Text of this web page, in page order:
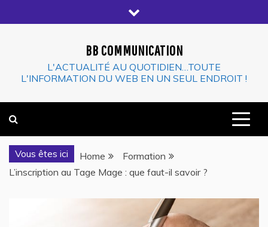
to
BB COMMUNICATION
L'ACTUALITÉ AU QUOTIDIEN…TOUTE
L'INFORMATION DU WEB EN UN SEUL ENDROIT !
Vous êtes ici Home
Formation
L’inscription au Tage Mage : que faut-il savoir ?